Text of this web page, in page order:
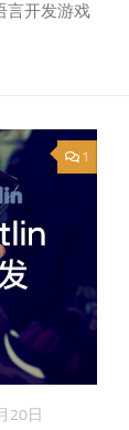
言开发游戏
1
20日